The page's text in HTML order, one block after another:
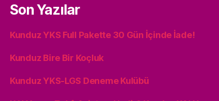
Son Yazılar
Kunduz YKS Full Pakette 30 Gün İçinde İade!
Kunduz Bire Bir Koçluk
Kunduz YKS-LGS Deneme Kulübü